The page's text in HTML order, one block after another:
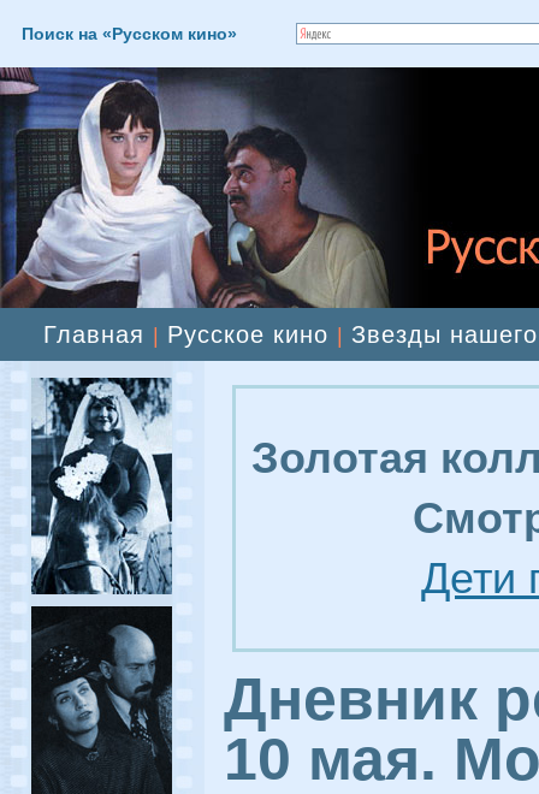
Поиск на «Русском кино»
Главная Русское кино Звезды
Золотая
Дети
Дневник
10 мая.